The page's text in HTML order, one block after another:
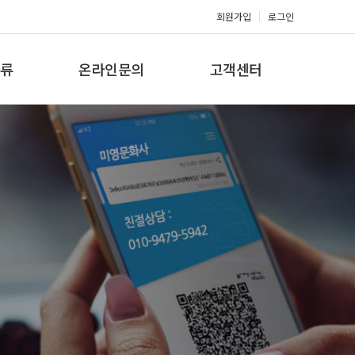
회원가입 로그인
온라인문의
견적문의
고객센터
공지사항
갤러리